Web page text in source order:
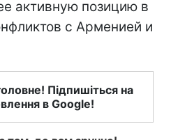
активную позицию в
с Арменией и
Підпишіться на
в Google!